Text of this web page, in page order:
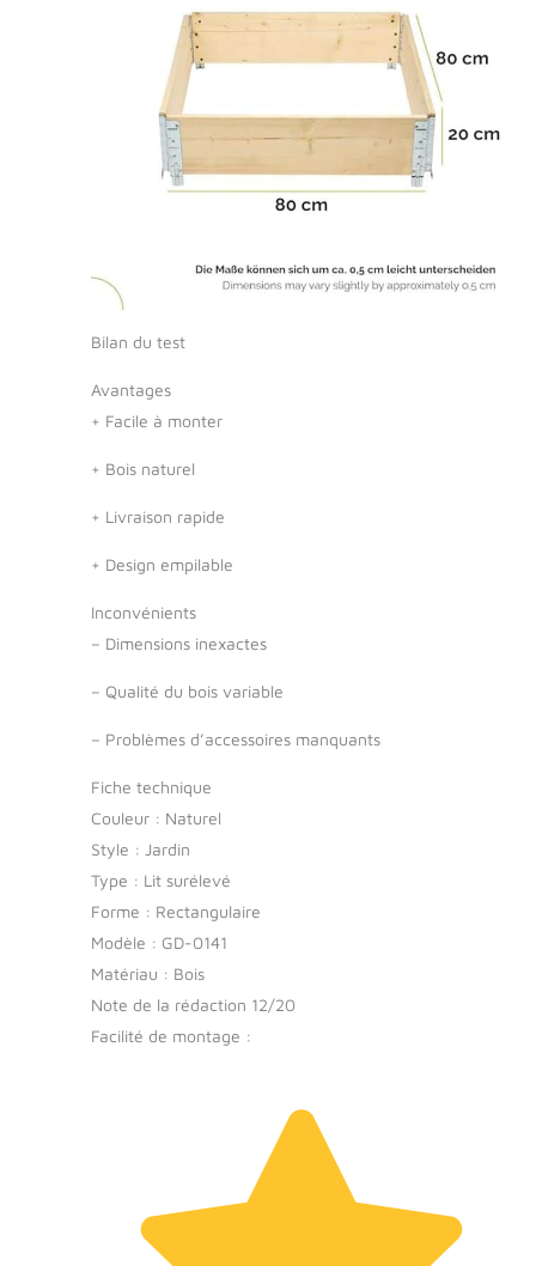
Bilan du test
Avantages
+ Facile à monter
+ Bois naturel
+ Livraison rapide
+ Design empilable
Inconvénients
– Dimensions inexactes
– Qualité du bois variable
– Problèmes d’accessoires manquants
Fiche technique
Couleur : Naturel
Style : Jardin
Type : Lit surélevé
Forme : Rectangulaire
Modèle : GD-0141
Matériau : Bois
Note de la rédaction 12/20
Facilité de montage :